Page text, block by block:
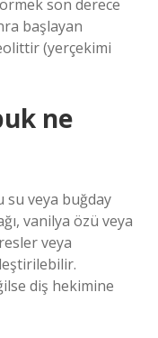
son derece
başlayan
(yerçekimi
ne
su veya buğday
vanilya özü veya
veya
diş hekimine